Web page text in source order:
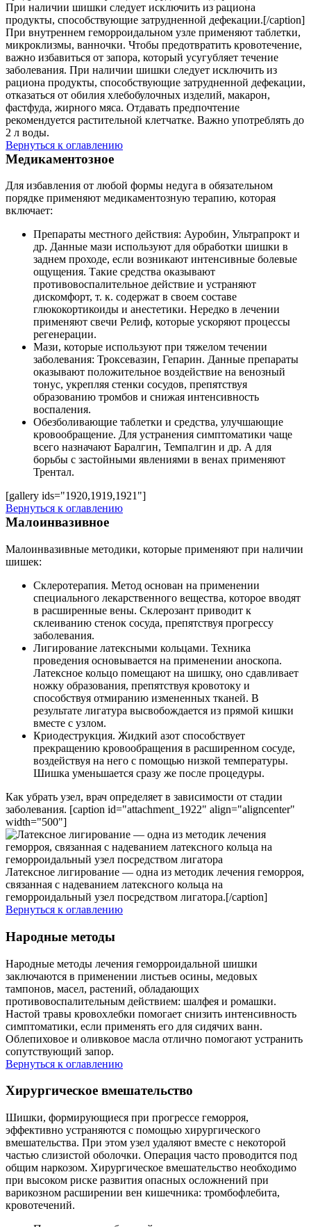
При наличии шишки следует исключить из рациона
продукты, способствующие затрудненной дефекации.[/caption]
При внутреннем геморроидальном узле применяют таблетки,
микроклизмы, ванночки. Чтобы предотвратить кровотечение,
важно избавиться от запора, который усугубляет течение
заболевания. При наличии шишки следует исключить из
рациона продукты, способствующие затрудненной дефекации,
отказаться от обилия хлебобулочных изделий, макарон,
фастфуда, жирного мяса. Отдавать предпочтение
рекомендуется растительной клетчатке. Важно употреблять до
2 л воды.
Вернуться к оглавлению
Медикаментозное
Для избавления от любой формы недуга в обязательном
порядке применяют медикаментозную терапию, которая
включает:
Препараты местного действия: Ауробин, Ультрапрокт и
др. Данные мази используют для обработки шишки в
заднем проходе, если возникают интенсивные болевые
ощущения. Такие средства оказывают
противовоспалительное действие и устраняют
дискомфорт, т. к. содержат в своем составе
глюкокортикоиды и анестетики. Нередко в лечении
применяют свечи Релиф, которые ускоряют процессы
регенерации.
Мази, которые используют при тяжелом течении
заболевания: Троксевазин, Гепарин. Данные препараты
оказывают положительное воздействие на венозный
тонус, укрепляя стенки сосудов, препятствуя
образованию тромбов и снижая интенсивность
воспаления.
Обезболивающие таблетки и средства, улучшающие
кровообращение. Для устранения симптоматики чаще
всего назначают Баралгин, Темпалгин и др. А для
борьбы с застойными явлениями в венах применяют
Трентал.
[gallery ids="1920,1919,1921"]
Вернуться к оглавлению
Малоинвазивное
Малоинвазивные методики, которые применяют при наличии
шишек:
Склеротерапия. Метод основан на применении
специального лекарственного вещества, которое вводят
в расширенные вены. Склерозант приводит к
склеиванию стенок сосуда, препятствуя прогрессу
заболевания.
Лигирование латексными кольцами. Техника
проведения основывается на применении аноскопа.
Латексное кольцо помещают на шишку, оно сдавливает
ножку образования, препятствуя кровотоку и
способствуя отмиранию измененных тканей. В
результате лигатура высвобождается из прямой кишки
вместе с узлом.
Криодеструкция. Жидкий азот способствует
прекращению кровообращения в расширенном сосуде,
воздействуя на него с помощью низкой температуры.
Шишка уменьшается сразу же после процедуры.
Как убрать узел, врач определяет в зависимости от стадии
заболевания. [caption id="attachment_1922" align="aligncenter"
width="500"]
Латексное лигирование — одна из методик лечения геморроя,
связанная с надеванием латексного кольца на
геморроидальный узел посредством лигатора.[/caption]
Вернуться к оглавлению
Народные методы
Народные методы лечения геморроидальной шишки
заключаются в применении листьев осины, медовых
тампонов, масел, растений, обладающих
противовоспалительным действием: шалфея и ромашки.
Настой травы кровохлебки помогает снизить интенсивность
симптоматики, если применять его для сидячих ванн.
Облепиховое и оливковое масла отлично помогают устранить
сопутствующий запор.
Вернуться к оглавлению
Хирургическое вмешательство
Шишки, формирующиеся при прогрессе геморроя,
эффективно устраняются с помощью хирургического
вмешательства. При этом узел удаляют вместе с некоторой
частью слизистой оболочки. Операция часто проводится под
общим наркозом. Хирургическое вмешательство необходимо
при высоком риске развития опасных осложнений при
варикозном расширении вен кишечника: тромбофлебита,
кровотечений.